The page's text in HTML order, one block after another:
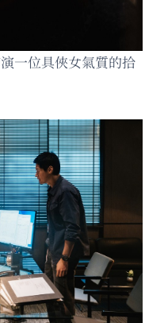
一位具俠女氣質的拾